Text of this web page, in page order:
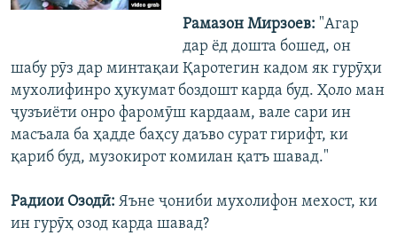
Рамазон Мирзоев: "Агар
дар ёд дошта бошед, он
шабу рӯз дар минтақаи Қаротегин кадом як гурӯҳи
мухолифинро ҳукумат боздошт карда буд. Ҳоло ман
ҷузъиёти онро фаромӯш кардаам, вале сари ин
масъала ба ҳадде баҳсу даъво сурат гирифт, ки
қариб буд, музокирот комилан қатъ шавад."
Радиои Озодӣ: Яъне ҷониби мухолифон мехост, ки
ин гурӯҳ озод карда шавад?